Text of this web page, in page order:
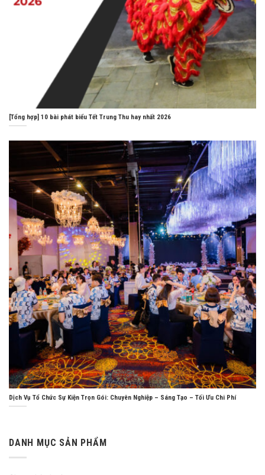
[Tổng hợp] 10 bài phát biểu Tết Trung Thu hay nhất 2026
Dịch Vụ Tổ Chức Sự Kiện Trọn Gói: Chuyên Nghiệp – Sáng Tạo – Tối Ưu Chi Phí
DANH MỤC SẢN PHẨM